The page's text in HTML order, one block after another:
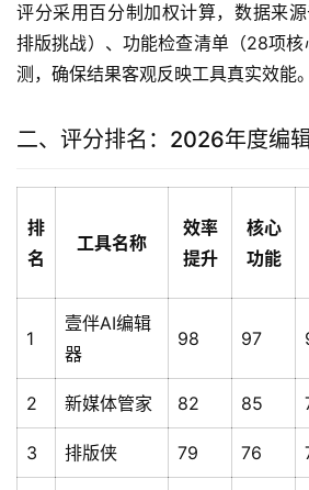
评分采用百分制加权计算，数据来
排版挑战）、功能检查清单（28项
测，确保结果客观反映工具真实效能。
二、评分排名：2026年度编
排
名
工具名称
效率
提升
核心
功能
1
壹伴AI编辑
器
98 97
2 新媒体管家 82 85
3 排版侠 79 76